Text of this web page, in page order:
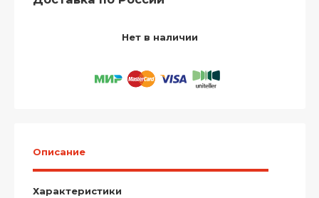
Нет в наличии
Описание
Характеристики